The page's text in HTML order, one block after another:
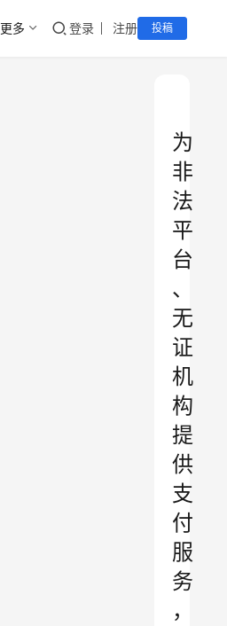
更多 登录 注册 投稿
为
非
法
平
台
、
无
证
机
构
提
供
支
付
服
务
，